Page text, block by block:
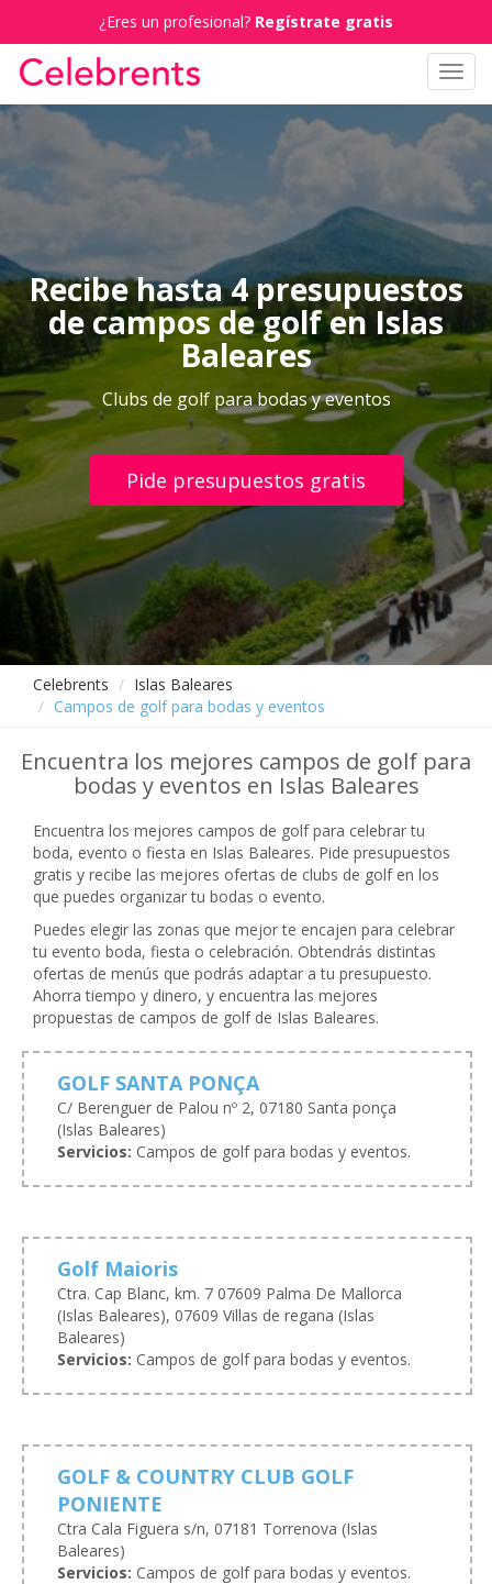
¿Eres un profesional? Regístrate gratis
Recibe hasta 4 presupuestos
de campos de golf en Islas
Baleares
Clubs de golf para bodas y eventos
Pide presupuestos gratis
Celebrents
Islas Baleares
Campos de golf para bodas y eventos
Encuentra los mejores campos de golf para
bodas y eventos en Islas Baleares
Encuentra los mejores campos de golf para celebrar tu
boda, evento o fiesta en Islas Baleares. Pide presupuestos
gratis y recibe las mejores ofertas de clubs de golf en los
que puedes organizar tu bodas o evento.
Puedes elegir las zonas que mejor te encajen para celebrar
tu evento boda, fiesta o celebración. Obtendrás distintas
ofertas de menús que podrás adaptar a tu presupuesto.
Ahorra tiempo y dinero, y encuentra las mejores
propuestas de campos de golf de Islas Baleares.
GOLF SANTA PONÇA
C/ Berenguer de Palou nº 2, 07180 Santa ponça
(Islas Baleares)
Servicios: Campos de golf para bodas y eventos.
Golf Maioris
Ctra. Cap Blanc, km. 7 07609 Palma De Mallorca
(Islas Baleares), 07609 Villas de regana (Islas
Baleares)
Servicios: Campos de golf para bodas y eventos.
GOLF & COUNTRY CLUB GOLF
PONIENTE
Ctra Cala Figuera s/n, 07181 Torrenova (Islas
Baleares)
Servicios: Campos de golf para bodas y eventos.